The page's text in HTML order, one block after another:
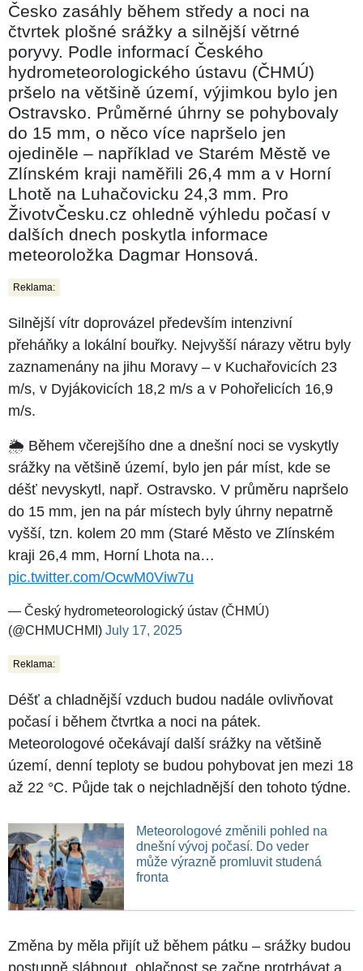
Česko zasáhly během středy a noci na
čtvrtek plošné srážky a silnější větrné
poryvy. Podle informací Českého
hydrometeorologického ústavu (ČHMÚ)
pršelo na většině území, výjimkou bylo jen
Ostravsko. Průměrné úhrny se pohybovaly
do 15 mm, o něco více napršelo jen
ojediněle – například ve Starém Městě ve
Zlínském kraji naměřili 26,4 mm a v Horní
Lhotě na Luhačovicku 24,3 mm. Pro
ŽivotvČesku.cz ohledně výhledu počasí v
dalších dnech poskytla informace
meteoroložka Dagmar Honsová.
Reklama:
Silnější vítr doprovázel především intenzivní
přeháňky a lokální bouřky. Nejvyšší nárazy větru byly
zaznamenány na jihu Moravy –⁠⁠⁠⁠⁠⁠ v Kuchařovicích 23
m/s, v Dyjákovicích 18,2 m/s a v Pohořelicích 16,9
m/s.
🌦 Během včerejšího dne a dnešní noci se vyskytly
srážky na většině území, bylo jen pár míst, kde se
déšť nevyskytl, např. Ostravsko. V průměru napršelo
do 15 mm, jen na pár místech byly úhrny nepatrně
vyšší, tzn. kolem 20 mm (Staré Město ve Zlínském
kraji 26,4 mm, Horní Lhota na…
pic.twitter.com/OcwM0Viw7u
— Český hydrometeorologický ústav (ČHMÚ)
(@CHMUCHMI) July 17, 2025
Reklama:
Déšť a chladnější vzduch budou nadále ovlivňovat
počasí i během čtvrtka a noci na pátek.
Meteorologové očekávají další srážky na většině
území, denní teploty se budou pohybovat jen mezi 18
až 22 °C. Půjde tak o nejchladnější den tohoto týdne.
Meteorologové změnili pohled na
dnešní vývoj počasí. Do veder
může výrazně promluvit studená
fronta
Změna by měla přijít už během pátku –⁠⁠⁠⁠⁠⁠ srážky budou
postupně slábnout, oblačnost se začne protrhávat a